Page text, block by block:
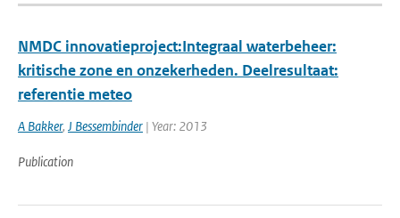
NMDC innovatieproject:Integraal waterbeheer:
kritische zone en onzekerheden. Deelresultaat:
referentie meteo
A Bakker, J Bessembinder | Year: 2013
Publication